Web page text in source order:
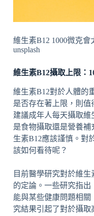
維生素B12 1000微克會
unsplash
維生素B12攝取上限：
維生素B12對於人體的
是否存在著上限，則
建議成年人每天攝取維
是食物攝取還是營養
生素B12應該謹慎。對
該如何看待呢？
目前醫學研究對於維
的定論。一些研究指
能與某些健康問題相
究結果引起了對於攝取